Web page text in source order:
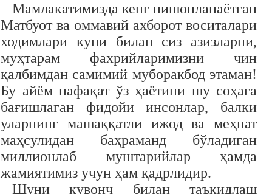
Мамлакатимизда кенг нишонланаётган
Матбуот ва оммавий ахборот воситалари
ходимлари куни билан сиз азизларни,
муҳтарам фахрийларимизни чин
қалбимдан самимий муборакбод этаман!
Бу айём нафақат ўз ҳаётини шу соҳага
бағишлаган фидойи инсонлар, балки
уларнинг машаққатли ижод ва меҳнат
маҳсулидан баҳраманд бўладиган
миллионлаб муштарийлар ҳамда
жамиятимиз учун ҳам қадрлидир.
Шуни қувонч билан таъкидлаш